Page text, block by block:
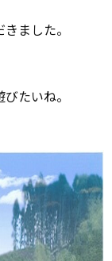
ました。
たいね。